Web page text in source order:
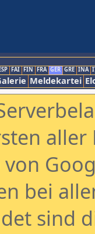
FAI FIN FRA GER GRE INA
Meldekartei
aller
bei
sind